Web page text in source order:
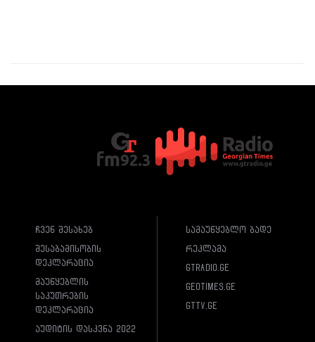
ჩვენ შესახებ
შესაბამისობის
დეკლარაცია
მაუწყებლის
საკუთრების
დეკლარაცია
აუდიტის დასკვნა 2022
სამაუწყებლო ბადე
რეკლამა
gtradio.ge
geotimes.ge
gttv.ge